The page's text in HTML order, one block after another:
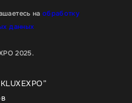
на обработку
данных
2025.